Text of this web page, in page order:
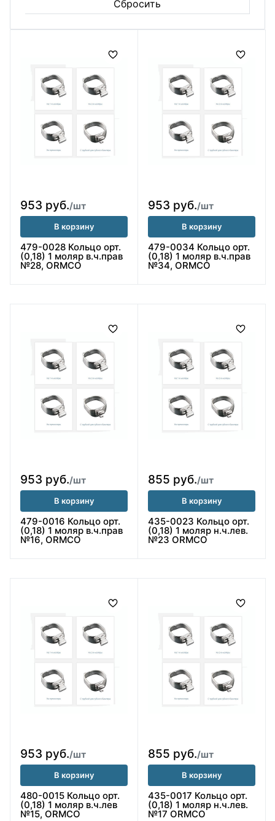
953 руб./шт
В корзину
479-0028 Кольцо орт.
(0,18) 1 моляр в.ч.прав
№28, ORMCO
953 руб./шт
В корзину
479-0034 Кольцо орт.
(0,18) 1 моляр в.ч.прав
№34, ORMCO
953 руб./шт
В корзину
479-0016 Кольцо орт.
(0,18) 1 моляр в.ч.прав
№16, ORMCO
855 руб./шт
В корзину
435-0023 Кольцо орт.
(0,18) 1 моляр н.ч.лев.
№23 ORMCO
953 руб./шт
В корзину
480-0015 Кольцо орт.
(0,18) 1 моляр в.ч.лев
№15, ORMCO
855 руб./шт
В корзину
435-0017 Кольцо орт.
(0,18) 1 моляр н.ч.лев.
№17 ORMCO